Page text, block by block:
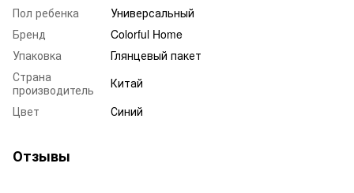
Пол ребенка
Универсальный
Бренд
Colorful Home
Упаковка
Глянцевый пакет
Страна
производитель
Китай
Цвет
Синий
Отзывы